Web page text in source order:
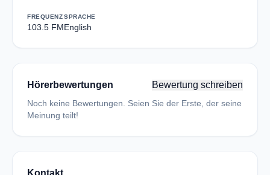
FREQUENZ
103.5 FM
SPRACHE
English
Hörerbewertungen Bewertung schreiben
Noch keine Bewertungen. Seien Sie der Erste, der seine
Meinung teilt!
Kontakt